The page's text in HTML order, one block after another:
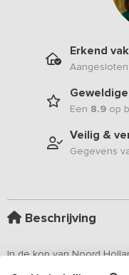
Erkend
Een 8.9 op
Veilig &
Gegevens
Beschrijving
In de kop van Noord